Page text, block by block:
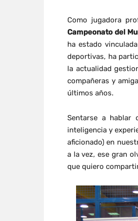
Como jugadora
Campeonato del
ha estado
deportivas, ha
la actualidad
compañeras y
últimos años.
Sentarse a hablar
inteligencia y
aficionado) en
a la vez, ese gran
que quiero